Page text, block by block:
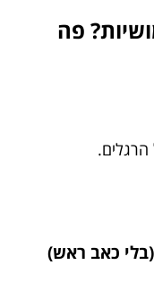
פה
כאב ראש)